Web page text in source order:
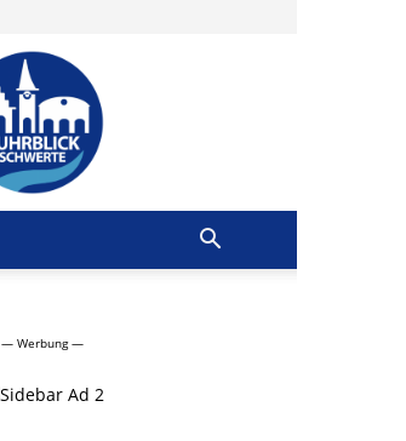
Ruhrblick
Schwerte
— Werbung —